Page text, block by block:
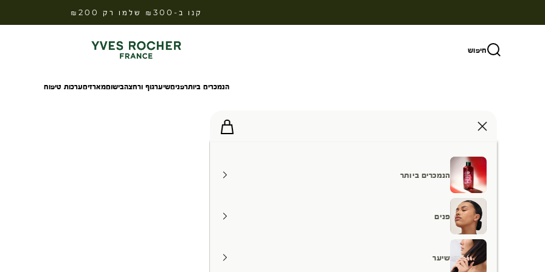
קנו ב-₪300 שלמו רק ₪200
חיפוש Yves Rocher Israel
הנמכרים ביותרפניםשיערגוף ורחצהבישוםמארזיםערכות טיפוח
הנמכרים ביותר
פנים
שיער